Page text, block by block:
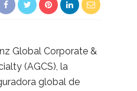
Global Corporate &
(AGCS), la
global de